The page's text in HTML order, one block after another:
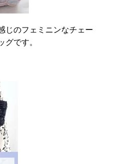
じのフェミニンなチェー
グです。